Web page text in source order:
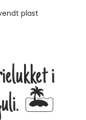
plast
i
juli. 🏝️